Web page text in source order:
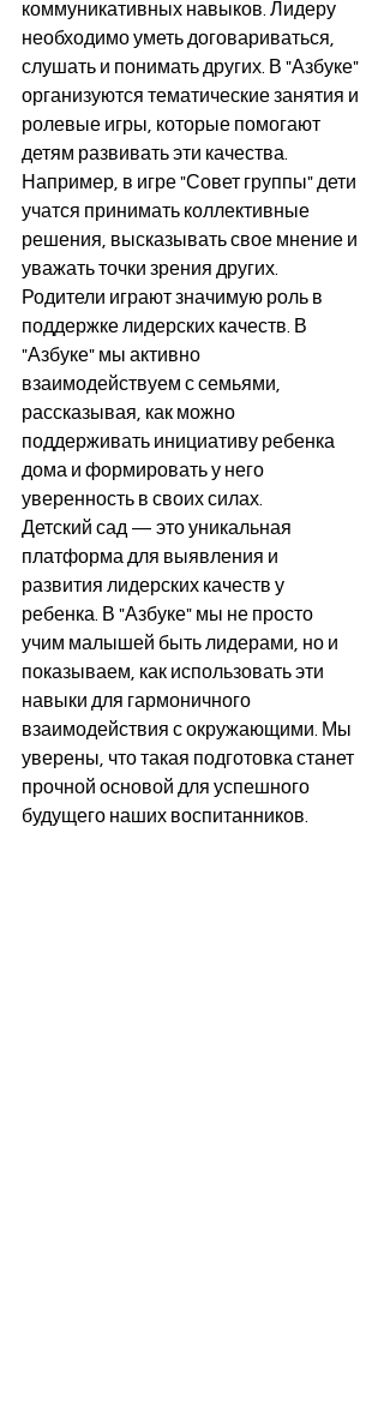
коммуникативных навыков. Лидеру
необходимо уметь договариваться,
слушать и понимать других. В "Азбуке"
организуются тематические занятия и
ролевые игры, которые помогают
детям развивать эти качества.
Например, в игре "Совет группы" дети
учатся принимать коллективные
решения, высказывать свое мнение и
уважать точки зрения других.
Родители играют значимую роль в
поддержке лидерских качеств. В
"Азбуке" мы активно
взаимодействуем с семьями,
рассказывая, как можно
поддерживать инициативу ребенка
дома и формировать у него
уверенность в своих силах.
Детский сад — это уникальная
платформа для выявления и
развития лидерских качеств у
ребенка. В "Азбуке" мы не просто
учим малышей быть лидерами, но и
показываем, как использовать эти
навыки для гармоничного
взаимодействия с окружающими. Мы
уверены, что такая подготовка станет
прочной основой для успешного
будущего наших воспитанников.